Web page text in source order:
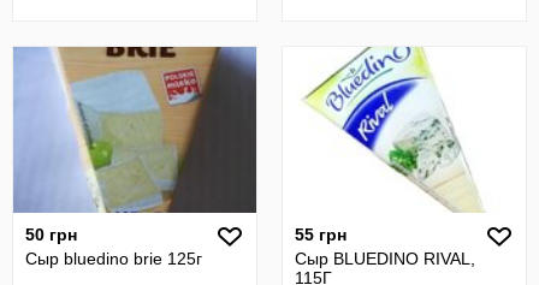
50 грн
Сыр bluedino brie 125г
55 грн
Сыр BLUEDINO RIVAL,
115Г